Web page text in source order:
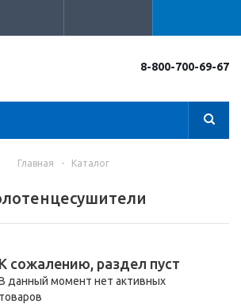
8-800-700-69-67
Главная - Каталог
К сожалению, раздел пуст
данный момент нет активных
товаров